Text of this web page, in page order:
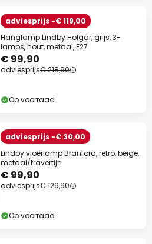
adviesprijs -€ 119,00
Hanglamp Lindby Holgar, grijs, 3-
lamps, hout, metaal, E27
€ 99,90
adviesprijs€ 218,90
Op voorraad
adviesprijs -€ 30,00
Lindby vloerlamp Branford, retro, beige,
metaal/travertijn
€ 99,90
adviesprijs€ 129,90
Op voorraad